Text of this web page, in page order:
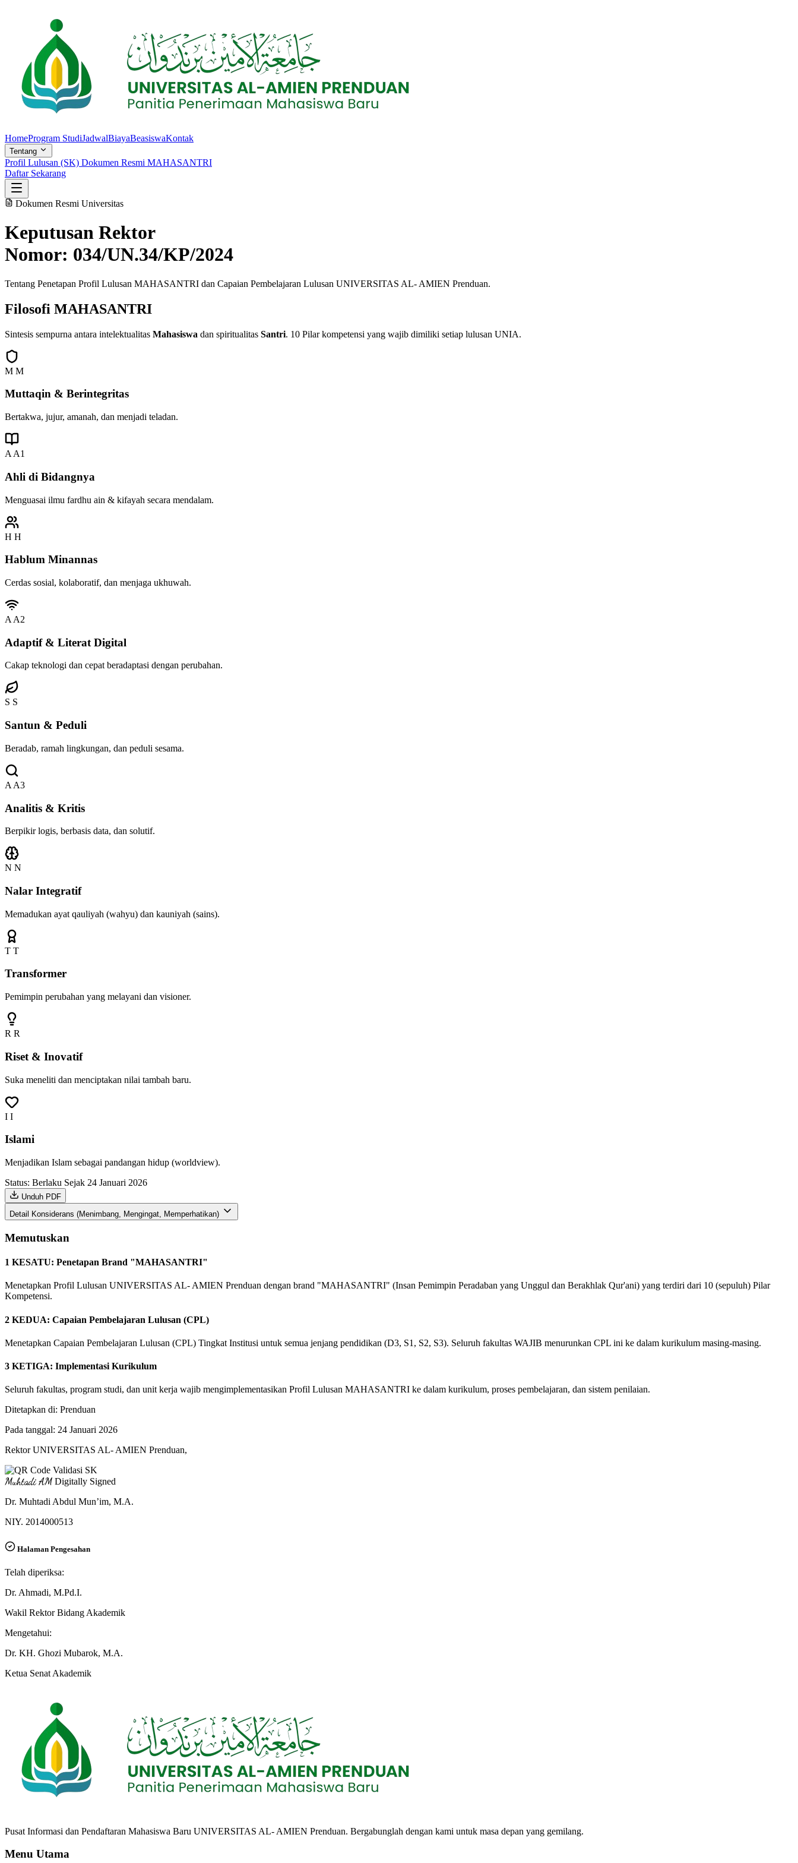
HomeProgram StudiJadwalBiayaBeasiswaKontak
Tentang
Profil Lulusan (SK) Dokumen Resmi MAHASANTRI
Daftar Sekarang
Dokumen Resmi Universitas
Keputusan Rektor
Nomor: 034/UN.34/KP/2024
Tentang Penetapan Profil Lulusan MAHASANTRI dan Capaian Pembelajaran Lulusan UNIVERSITAS AL- AMIEN Prenduan.
Filosofi MAHASANTRI
Sintesis sempurna antara intelektualitas Mahasiswa dan spiritualitas Santri. 10 Pilar kompetensi yang wajib dimiliki setiap lulusan UNIA.
M M
Muttaqin & Berintegritas
Bertakwa, jujur, amanah, dan menjadi teladan.
A A1
Ahli di Bidangnya
Menguasai ilmu fardhu ain & kifayah secara mendalam.
H H
Hablum Minannas
Cerdas sosial, kolaboratif, dan menjaga ukhuwah.
A A2
Adaptif & Literat Digital
Cakap teknologi dan cepat beradaptasi dengan perubahan.
S S
Santun & Peduli
Beradab, ramah lingkungan, dan peduli sesama.
A A3
Analitis & Kritis
Berpikir logis, berbasis data, dan solutif.
N N
Nalar Integratif
Memadukan ayat qauliyah (wahyu) dan kauniyah (sains).
T T
Transformer
Pemimpin perubahan yang melayani dan visioner.
R R
Riset & Inovatif
Suka meneliti dan menciptakan nilai tambah baru.
I I
Islami
Menjadikan Islam sebagai pandangan hidup (worldview).
Status: Berlaku Sejak 24 Januari 2026
Unduh PDF
Detail Konsiderans (Menimbang, Mengingat, Memperhatikan)
Memutuskan
1 KESATU: Penetapan Brand "MAHASANTRI"
Menetapkan Profil Lulusan UNIVERSITAS AL- AMIEN Prenduan dengan brand "MAHASANTRI" (Insan Pemimpin Peradaban yang Unggul dan Berakhlak Qur'ani) yang terdiri dari 10 (sepuluh) Pilar
Kompetensi.
2 KEDUA: Capaian Pembelajaran Lulusan (CPL)
Menetapkan Capaian Pembelajaran Lulusan (CPL) Tingkat Institusi untuk semua jenjang pendidikan (D3, S1, S2, S3). Seluruh fakultas WAJIB menurunkan CPL ini ke dalam kurikulum masing-masing.
3 KETIGA: Implementasi Kurikulum
Seluruh fakultas, program studi, dan unit kerja wajib mengimplementasikan Profil Lulusan MAHASANTRI ke dalam kurikulum, proses pembelajaran, dan sistem penilaian.
Ditetapkan di: Prenduan
Pada tanggal: 24 Januari 2026
Rektor UNIVERSITAS AL- AMIEN Prenduan,
Muhtadi AM Digitally Signed
Dr. Muhtadi Abdul Mun’im, M.A.
NIY. 2014000513
Halaman Pengesahan
Telah diperiksa:
Dr. Ahmadi, M.Pd.I.
Wakil Rektor Bidang Akademik
Mengetahui:
Dr. KH. Ghozi Mubarok, M.A.
Ketua Senat Akademik
Pusat Informasi dan Pendaftaran Mahasiswa Baru UNIVERSITAS AL- AMIEN Prenduan. Bergabunglah dengan kami untuk masa depan yang gemilang.
Menu Utama